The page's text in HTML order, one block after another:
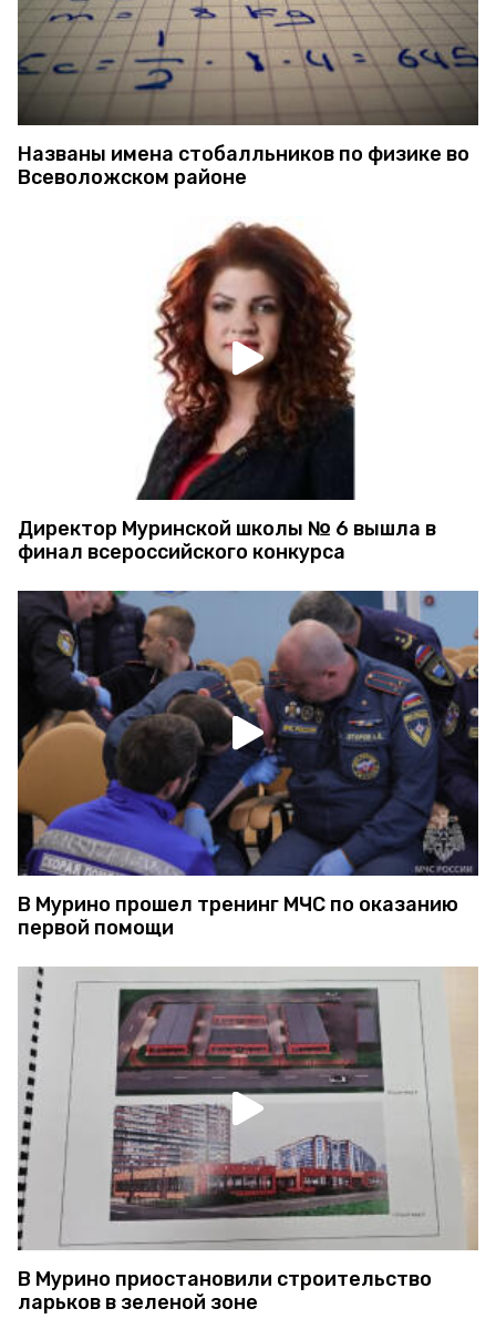
Названы имена стобалльников по физике во
Всеволожском районе
Директор Муринской школы № 6 вышла в
финал всероссийского конкурса
В Мурино прошел тренинг МЧС по оказанию
первой помощи
В Мурино приостановили строительство
ларьков в зеленой зоне